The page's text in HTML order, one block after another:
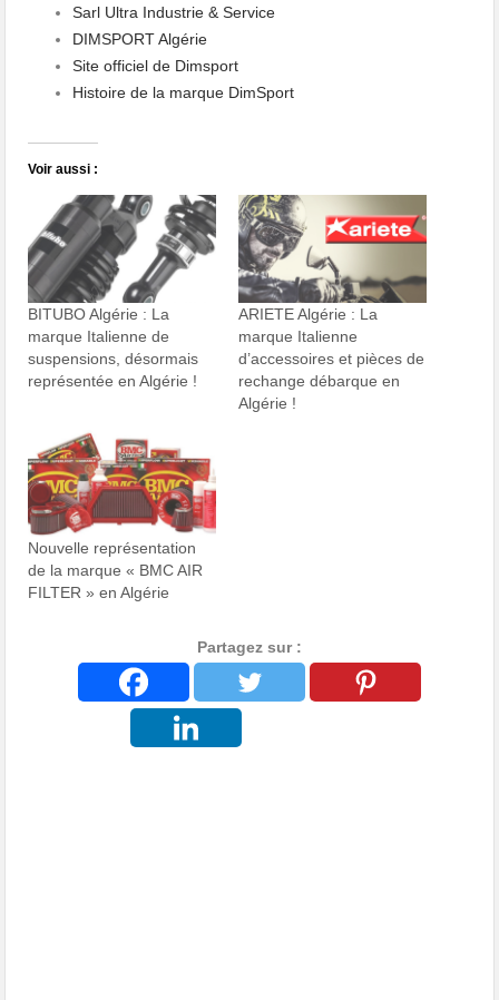
Sarl Ultra Industrie & Service
DIMSPORT Algérie
Site officiel de Dimsport
Histoire de la marque DimSport
Voir aussi :
BITUBO Algérie : La
marque Italienne de
suspensions, désormais
représentée en Algérie !
ARIETE Algérie : La
marque Italienne
d’accessoires et pièces de
rechange débarque en
Algérie !
Nouvelle représentation
de la marque « BMC AIR
FILTER » en Algérie
Partagez sur :